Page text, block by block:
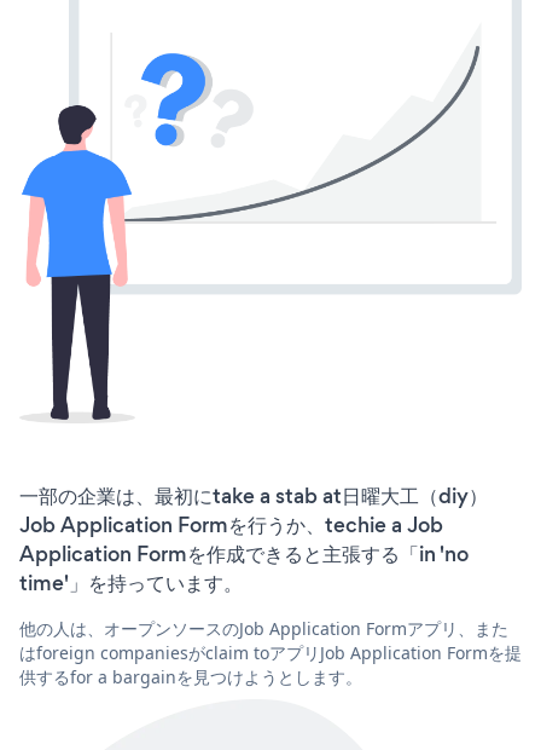
一部の企業は、最初にtake a stab at日曜大工（diy）
Job Application Formを行うか、techie a Job
Application Formを作成できると主張する「in 'no
time'」を持っています。
他の人は、オープンソースのJob Application Formアプリ、また
はforeign companiesがclaim toアプリJob Application Formを提
供するfor a bargainを見つけようとします。